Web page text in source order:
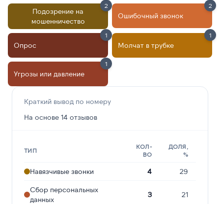
Подозрение на
мошенничество
2
Ошибочный звонок
2
Опрос
1
Молчат в трубке
1
Угрозы или давление
1
Краткий вывод по номеру
На основе 14 отзывов
ТИП
КОЛ-
ВО
ДОЛЯ,
%
Навязчивые звонки 4 29
Сбор персональных
данных
3 21